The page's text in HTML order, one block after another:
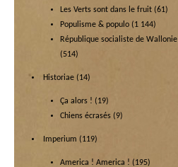
Les Verts sont dans le fruit (61)
Populisme & populo (1 144)
République socialiste de Wallonie
(514)
Historiae (14)
Ça alors ! (19)
Chiens écrasés (9)
Imperium (119)
America ! America ! (195)